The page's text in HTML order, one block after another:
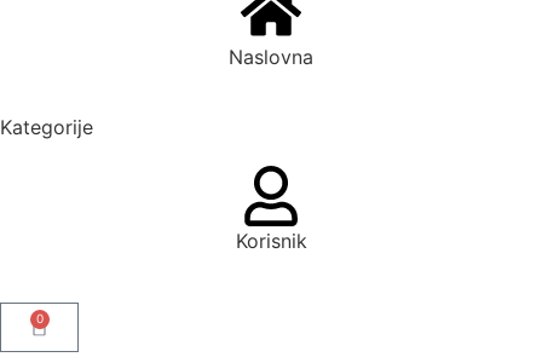
Naslovna
Kategorije
Korisnik
0